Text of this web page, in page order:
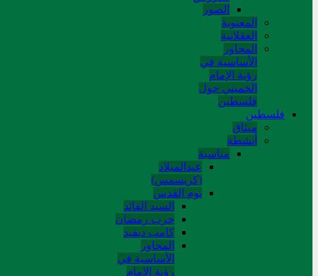
الصور
المعنوية
العقلانية
المحاور
الأساسیة في
رؤیة الإمام
الخمیني حول
فلسطین
فلسطین
میثاق
أنشطة
مناسبة
عیدالمیلاد
(کریسمس)
یوم القدس
السید القائد
حرب رمضان
کامب دیفید
المحاور
الأساسية في
رؤية الإمام